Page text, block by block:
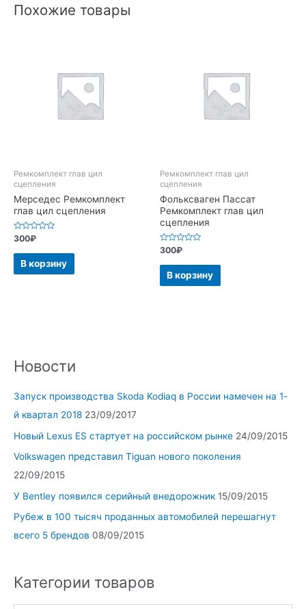
Новости
Запуск производства Skoda Kodiaq в России намечен на 1-
й квартал 2018 23/09/2017
Новый Lexus ES стартует на российском рынке 24/09/2015
Volkswagen представил Tiguan нового поколения
22/09/2015
У Bentley появился серийный внедорожник 15/09/2015
Рубеж в 100 тысяч проданных автомобилей перешагнут
всего 5 брендов 08/09/2015
Категории товаров
Похожие товары
Ремкомплект глав цил
сцепления
Мерседес Ремкомплект
глав цил сцепления
Оценка
из
300₽
В корзину
Ремкомплект глав цил
сцепления
Фольксваген Пассат
Ремкомплект глав цил
сцепления
Оценка
из
300₽
В корзину